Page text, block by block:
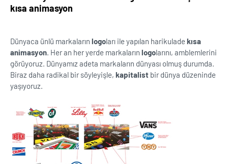
kısa animasyon
Dünyaca ünlü markaların logoları ile yapılan harikulade kısa
animasyon. Her an her yerde markaların logolarını, amblemlerini
görüyoruz. Dünyamız adeta markaların dünyası olmuş durumda.
Biraz daha radikal bir söyleyişle, kapitalist bir dünya düzeninde
yaşıyoruz.